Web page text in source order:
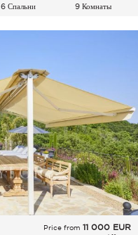
6 Спальни 9 Комнаты
Price from 11 000 EUR